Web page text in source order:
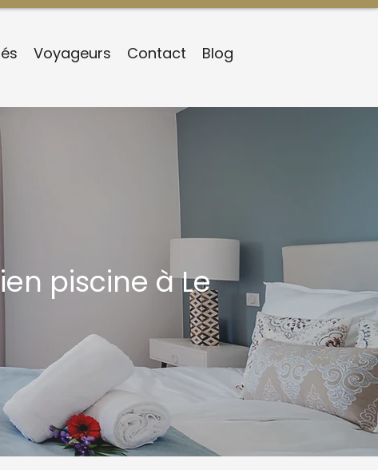
Voyageurs Contact Blog
piscine à Le